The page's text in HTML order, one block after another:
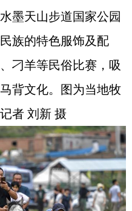
墨天山步道国家公园
族的特色服饰及配
刁羊等民俗比赛，吸
背文化。图为当地牧
者 刘新 摄